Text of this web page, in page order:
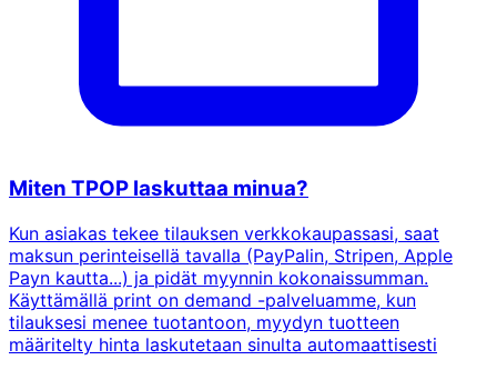
Miten TPOP laskuttaa minua?
Kun asiakas tekee tilauksen verkkokaupassasi, saat
maksun perinteisellä tavalla (PayPalin, Stripen, Apple
Payn kautta...) ja pidät myynnin kokonaissumman.
Käyttämällä print on demand -palveluamme, kun
tilauksesi menee tuotantoon, myydyn tuotteen
määritelty hinta laskutetaan sinulta automaattisesti